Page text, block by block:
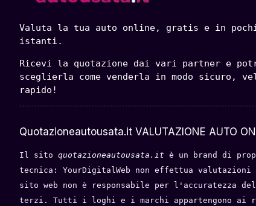
Valuta la tua auto online, gratis e in
istanti.
Ricevi la quotazione dai vari partner e
sceglierla come venderla in modo sicuro,
rapido!
Quotazioneautousata.it VALUTAZIONE AUTO
Il sito quotazioneautousata.it è un brand di
tecnica: YourDigitalWeb non effettua
sito web non è responsabile per
terzi. Tutti i loghi e i marchi appartengono